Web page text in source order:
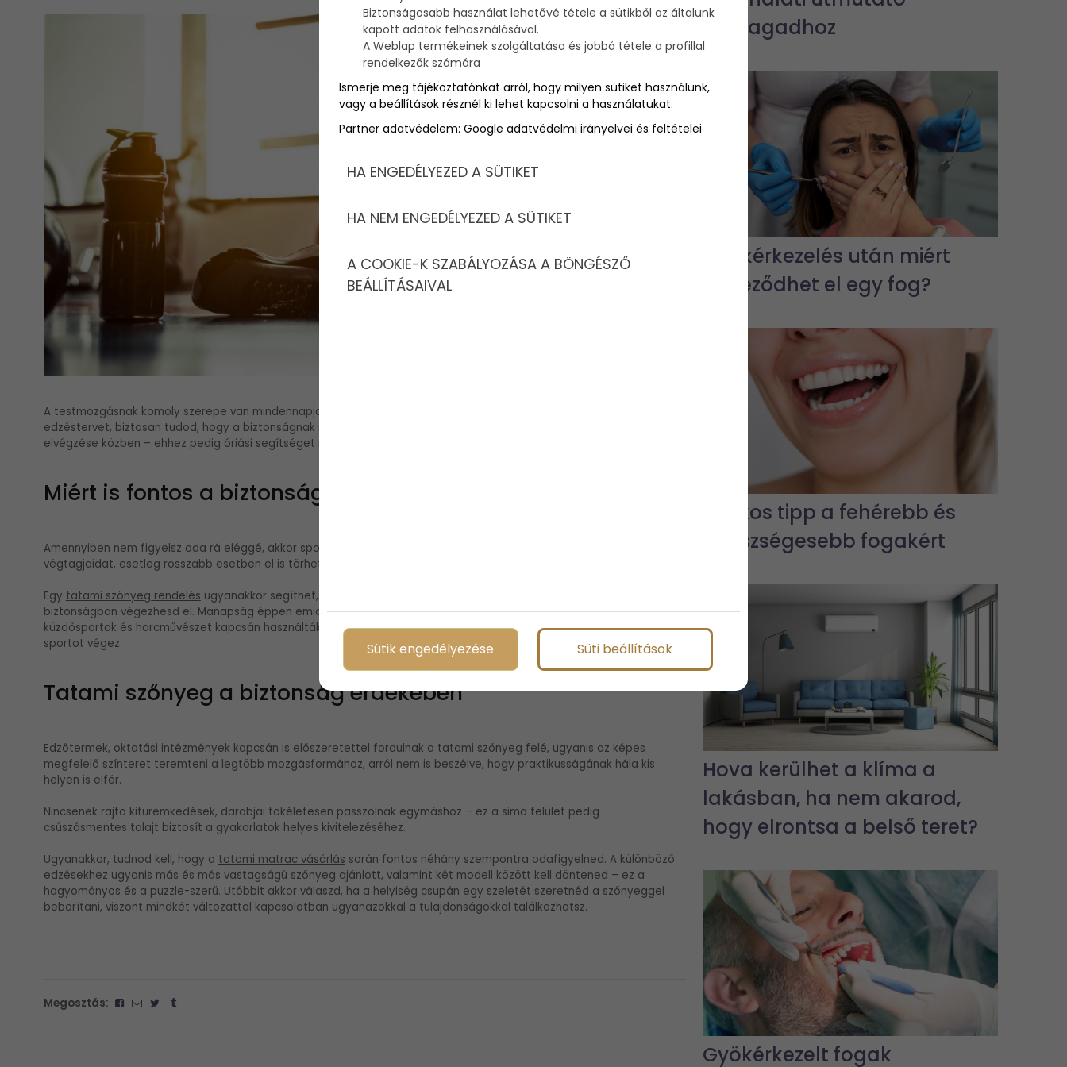
A testmozgásnak komoly szerepe van mindennapjainkban. Abban az esetben, ha már Te is kialakítottál egy bevált
edzéstervet, biztosan tudod, hogy a biztonságnak is kulcsfontosságú szerepet kell tulajdonítani a gyakorlatok
elvégzése közben – ehhez pedig óriási segítséget nyújthat egy tatami szőnyeg.
Miért is fontos a biztonság?
Amennyiben nem figyelsz oda rá eléggé, akkor sportolás közben könnyedén megsérülhetsz, meghúzhatod
végtagjaidat, esetleg rosszabb esetben el is törheted valamidet.
Egy tatami szőnyeg rendelés ugyanakkor segíthet, hogy a legtöbb gyakorlatot zökkenőmentesen, a legnagyobb
biztonságban végezhesd el. Manapság éppen emiatt már számtalan helyen találkozhatunk azzal. Eleinte csupán a
küzdősportok és harcművészet kapcsán használták, mégis ma már mindenkinek remek társává válhat, aki bármilyen
sportot végez.
Tatami szőnyeg a biztonság érdekében
Edzőtermek, oktatási intézmények kapcsán is előszeretettel fordulnak a tatami szőnyeg felé, ugyanis az képes
megfelelő színteret teremteni a legtöbb mozgásformához, arról nem is beszélve, hogy praktikusságának hála kis
helyen is elfér.
Nincsenek rajta kitüremkedések, darabjai tökéletesen passzolnak egymáshoz – ez a sima felület pedig
csúszásmentes talajt biztosít a gyakorlatok helyes kivitelezéséhez.
Ugyanakkor, tudnod kell, hogy a tatami matrac vásárlás során fontos néhány szempontra odafigyelned. A különböző
edzésekhez ugyanis más és más vastagságú szőnyeg ajánlott, valamint két modell között kell döntened – ez a
hagyományos és a puzzle-szerű. Utóbbit akkor válaszd, ha a helyiség csupán egy szeletét szeretnéd a szőnyeggel
beborítani, viszont mindkét változattal kapcsolatban ugyanazokkal a tulajdonságokkal találkozhatsz.
Megosztás:
önmagadhoz
Gyökérkezelés után miért
színeződhet el egy fog?
7 titkos tipp a fehérebb és
egészségesebb fogakért
Hova kerülhet a klíma a
lakásban, ha nem akarod,
hogy elrontsa a belső teret?
Gyökérkezelt fogak
Biztonságosabb használat lehetővé tétele a sütikből az általunk
kapott adatok felhasználásával.
A Weblap termékeinek szolgáltatása és jobbá tétele a profillal
rendelkezők számára
Ismerje meg tájékoztatónkat arról, hogy milyen sütiket használunk,
vagy a beállítások résznél ki lehet kapcsolni a használatukat.
Partner adatvédelem: Google adatvédelmi irányelvei és feltételei
HA ENGEDÉLYEZED A SÜTIKET
HA NEM ENGEDÉLYEZED A SÜTIKET
A COOKIE-K SZABÁLYOZÁSA A BÖNGÉSZŐ
BEÁLLÍTÁSAIVAL
Sütik engedélyezése Süti beállítások